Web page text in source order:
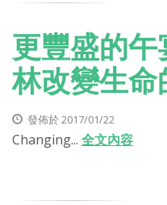
更豐盛的
林改變生
發佈於 2017/01/22
Changing... 全文內容